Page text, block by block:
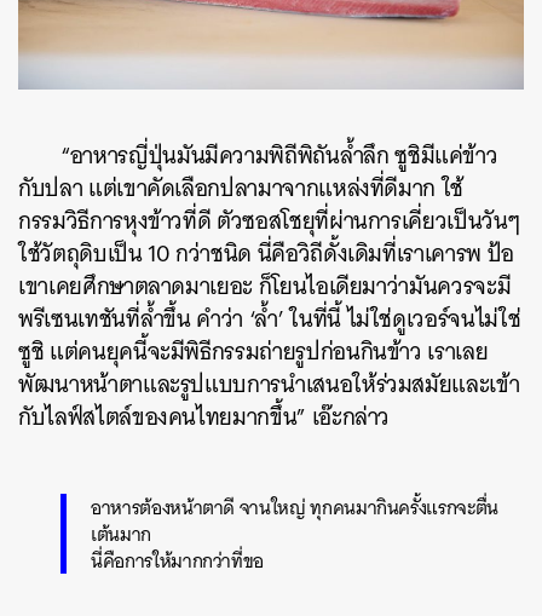
“อาหารญี่ปุ่นมันมีความพิถีพิถันล้ำลึก ซูชิมีแค่ข้าว
กับปลา แต่เขาคัดเลือกปลามาจากแหล่งที่ดีมาก ใช้
กรรมวิธีการหุงข้าวที่ดี ตัวซอสโชยุที่ผ่านการเคี่ยวเป็นวันๆ
ใช้วัตถุดิบเป็น 10 กว่าชนิด นี่คือวิถีดั้งเดิมที่เราเคารพ ป้อ
เขาเคยศึกษาตลาดมาเยอะ ก็โยนไอเดียมาว่ามันควรจะมี
พรีเซนเทชันที่ล้ำขึ้น คำว่า ‘ล้ำ’ ในที่นี้ ไม่ใช่ดูเวอร์จนไม่ใช่
ซูชิ แต่คนยุคนี้จะมีพิธีกรรมถ่ายรูปก่อนกินข้าว เราเลย
พัฒนาหน้าตาและรูปแบบการนำเสนอให้ร่วมสมัยและเข้า
กับไลฟ์สไตล์ของคนไทยมากขึ้น” เอ๊ะกล่าว
อาหารต้องหน้าตาดี จานใหญ่ ทุกคนมากินครั้งแรกจะตื่น
เต้นมาก
นี่คือการให้มากกว่าที่ขอ